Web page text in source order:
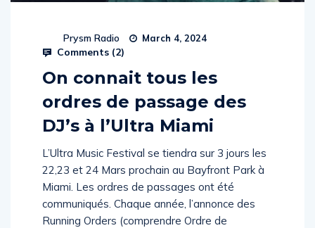
Prysm Radio March 4, 2024
Comments (2)
On connait tous les
ordres de passage des
DJ’s à l’Ultra Miami
L’Ultra Music Festival se tiendra sur 3 jours les
22,23 et 24 Mars prochain au Bayfront Park à
Miami. Les ordres de passages ont été
communiqués. Chaque année, l’annonce des
Running Orders (comprendre Ordre de